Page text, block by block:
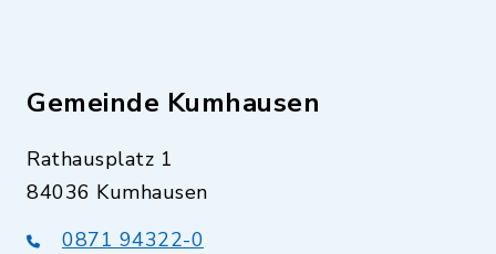
Gemeinde Kumhausen
Rathausplatz 1
84036 Kumhausen
0871 94322-0